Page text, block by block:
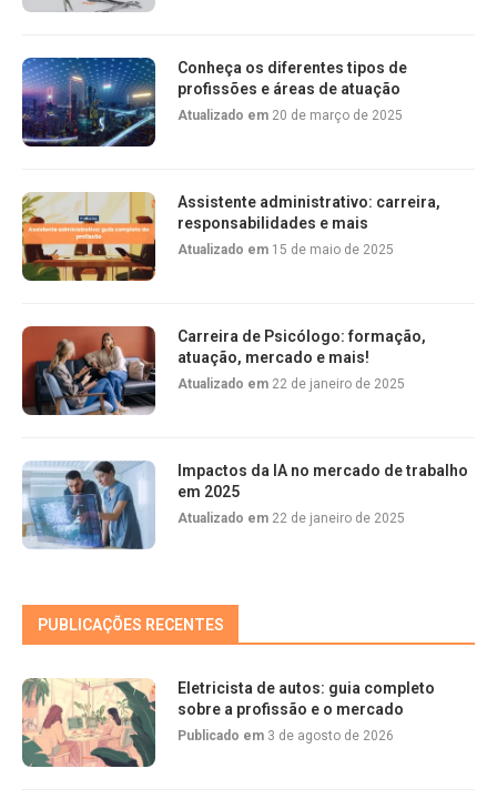
Conheça os diferentes tipos de
profissões e áreas de atuação
Atualizado em 20 de março de 2025
Assistente administrativo: carreira,
responsabilidades e mais
Atualizado em 15 de maio de 2025
Carreira de Psicólogo: formação,
atuação, mercado e mais!
Atualizado em 22 de janeiro de 2025
Impactos da IA no mercado de trabalho
em 2025
Atualizado em 22 de janeiro de 2025
PUBLICAÇÕES RECENTES
Eletricista de autos: guia completo
sobre a profissão e o mercado
Publicado em 3 de agosto de 2026